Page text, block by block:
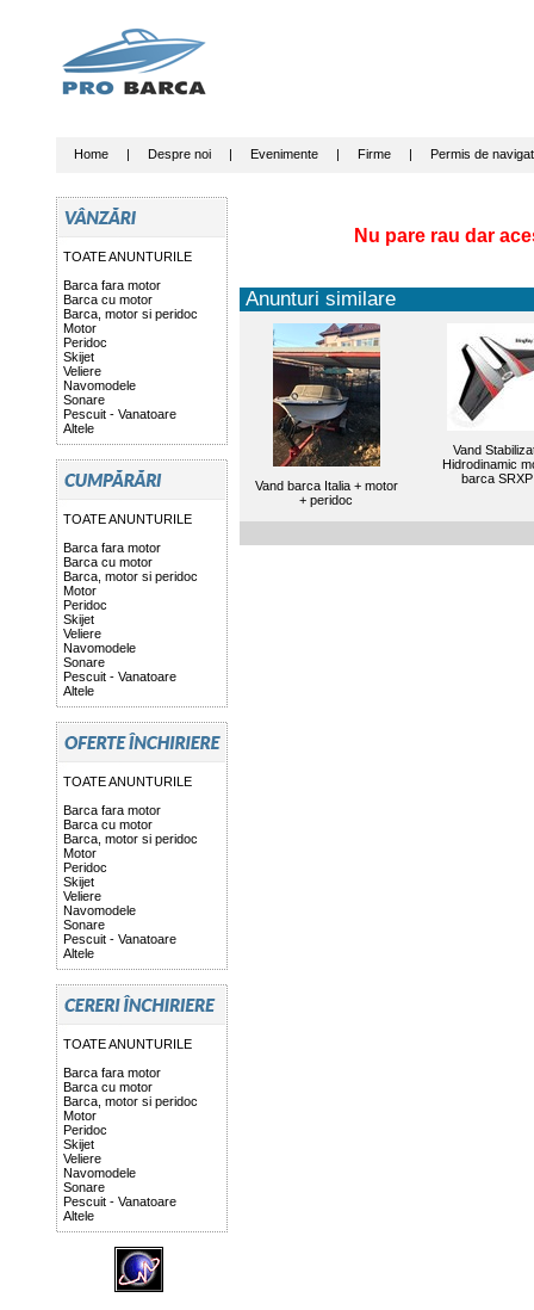
Home| Despre noi| Evenimente| Firme| Permis de
TOATE ANUNTURILE
Barca fara motor
Barca cu motor
Barca, motor si peridoc
Motor
Peridoc
Skijet
Veliere
Navomodele
Sonare
Pescuit - Vanatoare
Altele
TOATE ANUNTURILE
Barca fara motor
Barca cu motor
Barca, motor si peridoc
Motor
Peridoc
Skijet
Veliere
Navomodele
Sonare
Pescuit - Vanatoare
Altele
TOATE ANUNTURILE
Barca fara motor
Barca cu motor
Barca, motor si peridoc
Motor
Peridoc
Skijet
Veliere
Navomodele
Sonare
Pescuit - Vanatoare
Altele
TOATE ANUNTURILE
Barca fara motor
Barca cu motor
Barca, motor si peridoc
Motor
Peridoc
Skijet
Veliere
Navomodele
Sonare
Pescuit - Vanatoare
Altele
Nu pare rau dar
Anunturi similare
Vand barca Italia + motor
+ peridoc
Vand
Hidrodinamic
barca